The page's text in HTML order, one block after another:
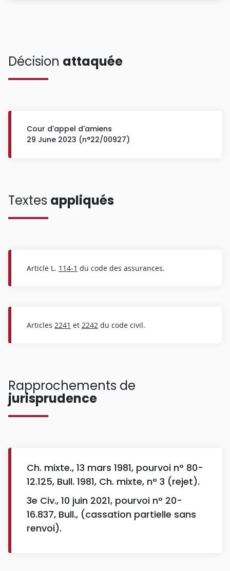
Décision attaquée
Cour d'appel d'amiens
29 June 2023 (n°22/00927)
Textes appliqués
Article L. 114-1 du code des assurances.
Articles 2241 et 2242 du code civil.
Rapprochements de
jurisprudence
Ch. mixte., 13 mars 1981, pourvoi n° 80-
12.125, Bull. 1981, Ch. mixte, n° 3 (rejet).
3e Civ., 10 juin 2021, pourvoi n° 20-
16.837, Bull., (cassation partielle sans
renvoi).